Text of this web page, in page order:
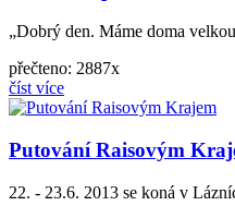
„Dobrý den. Máme doma
přečteno: 2887x
číst více
Putování Raisovým
22. - 23.6. 2013 se koná v